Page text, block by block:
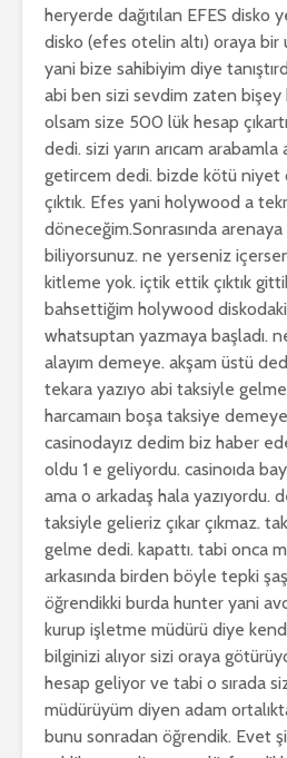
heryerde dağıtılan EFES disko
disko (efes otelin altı) oraya bir
yani bize sahibiyim diye
abi ben sizi sevdim zaten bişey
olsam size 500 lük hesap
dedi. sizi yarın arıcam
getircem dedi. bizde kötü niyet
çıktık. Efes yani holywood a
döneceğim.Sonrasında
biliyorsunuz. ne yerseniz
kitleme yok. içtik ettik çıktık
bahsettiğim holywood
whatsuptan yazmaya başladı.
alayım demeye. akşam üstü
tekara yazıyo abi taksiyle
harcamaın boşa taksiye
casinodayız dedim biz haber
oldu 1 e geliyordu. casinoıda
ama o arkadaş hala yazıyordu.
taksiyle gelieriz çıkar çıkmaz.
gelme dedi. kapattı. tabi onca
arkasında birden böyle tepki
öğrendikki burda hunter yani
kurup işletme müdürü diye
bilginizi alıyor sizi oraya
hesap geliyor ve tabi o sırada
müdürüyüm diyen adam
bunu sonradan öğrendik. Evet